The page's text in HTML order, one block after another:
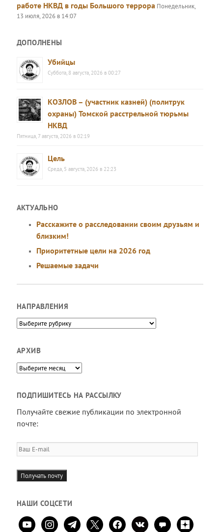
работе НКВД в годы Большого террора Понедельник,
13 июля, 2026 в 14:07
ДОПОЛНЕНЫ
Убийцы
Суббота, 8 августа, 2026 в 00:27
КОЗЛОВ – (участник казней) (политрук
охраны) Томской расстрельной тюрьмы
НКВД
Пятница, 7 августа, 2026 в 02:19
Цель
Среда, 5 августа, 2026 в 22:23
АКТУАЛЬНО
Расскажите о расследовании своим друзьям и
близким!
Приоритетные цели на 2026 год
Решаемые задачи
НАПРАВЛЕНИЯ
Направления
АРХИВ
Архив
ПОДПИШИТЕСЬ НА РАССЫЛКУ
Получайте свежие публикации по электронной
почте:
Ваш
E-
mail
Получать почту
НАШИ СОЦСЕТИ
youtubeinstagramtelegram
x facebookvkontaktecomment
zen-